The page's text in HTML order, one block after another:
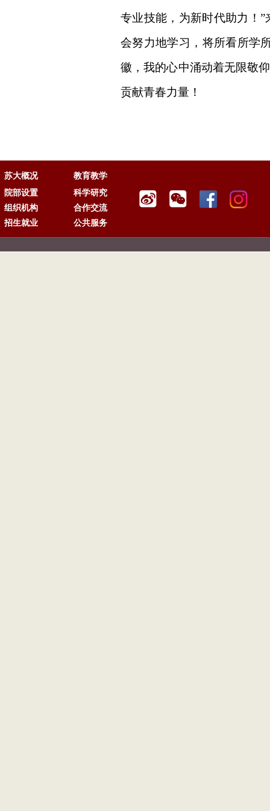
专业技能 ， 为新时代助力！ ”
会努力地学习，将所看所学
徽，我的心中涌动着无限敬
贡献青春力量 ！
苏大概况
教育教学
院部设置
科学研究
组织机构
合作交流
招生就业
公共服务